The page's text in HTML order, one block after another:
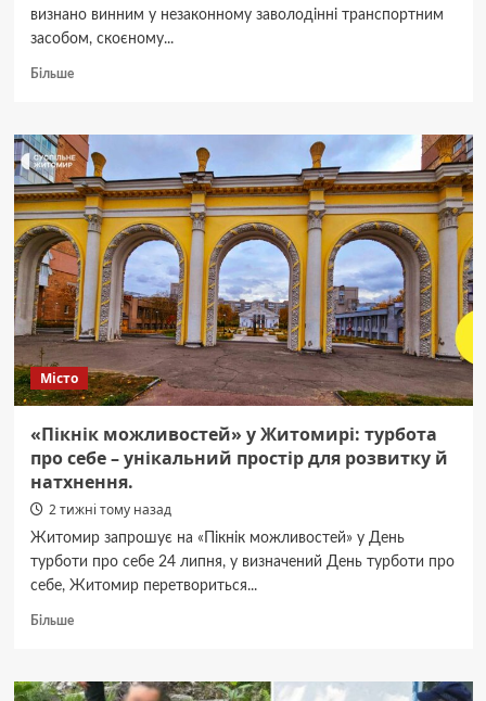
визнано винним у незаконному заволодінні транспортним
засобом, скоєному...
БільшеДокладніше
зламав,
авто
вкрав:
7
років
за
гратами.
Місто
«Пікнік можливостей» у Житомирі: турбота
про себе – унікальний простір для розвитку й
натхнення.
2 тижні тому назад
Житомир запрошує на «Пікнік можливостей» у День
турботи про себе 24 липня, у визначений День турботи про
себе, Житомир перетвориться...
БільшеДокладніше
можливостей»